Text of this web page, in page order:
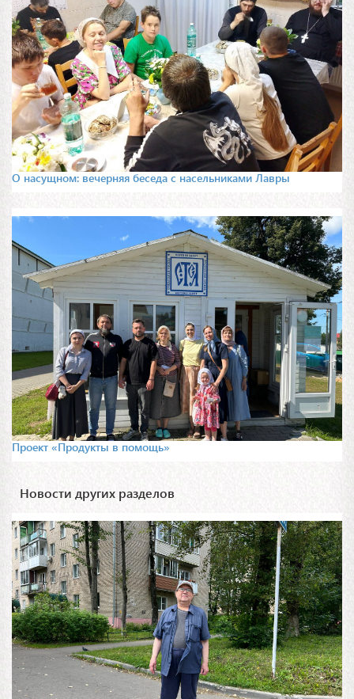
О насущном: вечерняя беседа с насельниками Лавры
Проект «Продукты в помощь»
Новости других разделов